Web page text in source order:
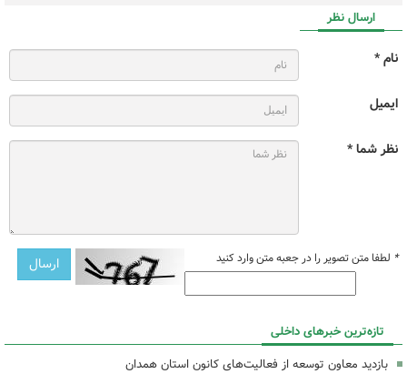
ارسال نظر
نام *
ایمیل
نظر شما *
* لطفا متن تصویر را در جعبه متن وارد کنید
تازه‌ترین خبرهای داخلی
بازدید معاون توسعه از فعالیت‌های کانون استان همدان